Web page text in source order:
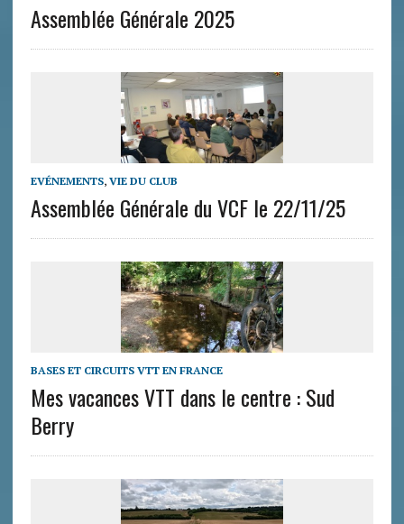
Assemblée Générale 2025
EVÉNEMENTS, VIE DU CLUB
Assemblée Générale du VCF le 22/11/25
BASES ET CIRCUITS VTT EN FRANCE
Mes vacances VTT dans le centre : Sud
Berry